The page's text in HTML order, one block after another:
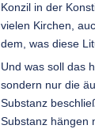
Konzil in der
vielen Kirchen,
dem, was diese
Und was soll das
sondern nur die
Substanz
Substanz hängen